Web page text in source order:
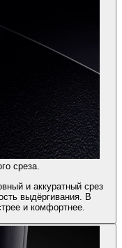
среза.
и аккуратный срез
выдёргивания. В
и комфортнее.